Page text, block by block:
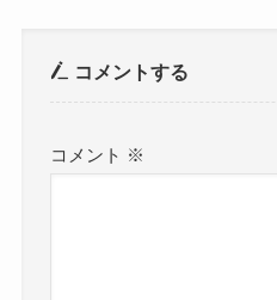
コメントする
コメント ※